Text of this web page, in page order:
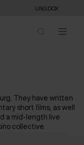
UNG:DOX
They have written
short films, as well
a mid-length live
collective.